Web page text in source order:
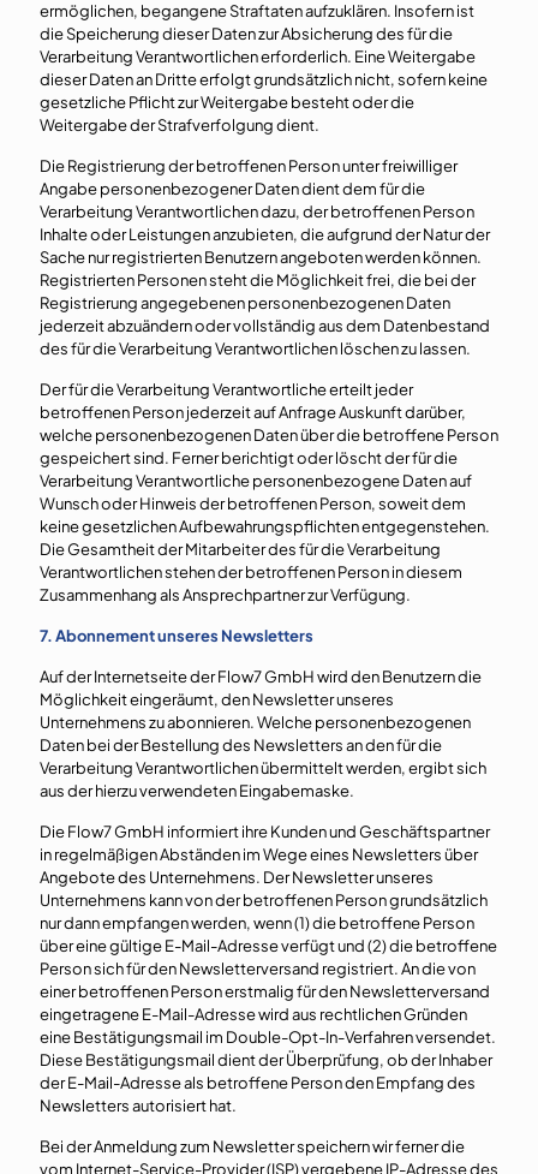
ermöglichen, begangene Straftaten aufzuklären. Insofern ist
die Speicherung dieser Daten zur Absicherung des für die
Verarbeitung Verantwortlichen erforderlich. Eine Weitergabe
dieser Daten an Dritte erfolgt grundsätzlich nicht, sofern keine
gesetzliche Pflicht zur Weitergabe besteht oder die
Weitergabe der Strafverfolgung dient.
Die Registrierung der betroffenen Person unter freiwilliger
Angabe personenbezogener Daten dient dem für die
Verarbeitung Verantwortlichen dazu, der betroffenen Person
Inhalte oder Leistungen anzubieten, die aufgrund der Natur der
Sache nur registrierten Benutzern angeboten werden können.
Registrierten Personen steht die Möglichkeit frei, die bei der
Registrierung angegebenen personenbezogenen Daten
jederzeit abzuändern oder vollständig aus dem Datenbestand
des für die Verarbeitung Verantwortlichen löschen zu lassen.
Der für die Verarbeitung Verantwortliche erteilt jeder
betroffenen Person jederzeit auf Anfrage Auskunft darüber,
welche personenbezogenen Daten über die betroffene Person
gespeichert sind. Ferner berichtigt oder löscht der für die
Verarbeitung Verantwortliche personenbezogene Daten auf
Wunsch oder Hinweis der betroffenen Person, soweit dem
keine gesetzlichen Aufbewahrungspflichten entgegenstehen.
Die Gesamtheit der Mitarbeiter des für die Verarbeitung
Verantwortlichen stehen der betroffenen Person in diesem
Zusammenhang als Ansprechpartner zur Verfügung.
7. Abonnement unseres Newsletters
Auf der Internetseite der Flow7 GmbH wird den Benutzern die
Möglichkeit eingeräumt, den Newsletter unseres
Unternehmens zu abonnieren. Welche personenbezogenen
Daten bei der Bestellung des Newsletters an den für die
Verarbeitung Verantwortlichen übermittelt werden, ergibt sich
aus der hierzu verwendeten Eingabemaske.
Die Flow7 GmbH informiert ihre Kunden und Geschäftspartner
in regelmäßigen Abständen im Wege eines Newsletters über
Angebote des Unternehmens. Der Newsletter unseres
Unternehmens kann von der betroffenen Person grundsätzlich
nur dann empfangen werden, wenn (1) die betroffene Person
über eine gültige E-Mail-Adresse verfügt und (2) die betroffene
Person sich für den Newsletterversand registriert. An die von
einer betroffenen Person erstmalig für den Newsletterversand
eingetragene E-Mail-Adresse wird aus rechtlichen Gründen
eine Bestätigungsmail im Double-Opt-In-Verfahren versendet.
Diese Bestätigungsmail dient der Überprüfung, ob der Inhaber
der E-Mail-Adresse als betroffene Person den Empfang des
Newsletters autorisiert hat.
Bei der Anmeldung zum Newsletter speichern wir ferner die
vom Internet-Service-Provider (ISP) vergebene IP-Adresse des